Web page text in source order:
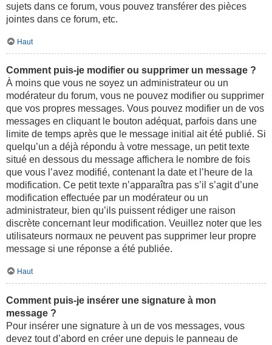
sujets dans ce forum, vous pouvez transférer des pièces
jointes dans ce forum, etc.
Haut
Comment puis-je modifier ou supprimer un message ?
À moins que vous ne soyez un administrateur ou un
modérateur du forum, vous ne pouvez modifier ou supprimer
que vos propres messages. Vous pouvez modifier un de vos
messages en cliquant le bouton adéquat, parfois dans une
limite de temps après que le message initial ait été publié. Si
quelqu’un a déjà répondu à votre message, un petit texte
situé en dessous du message affichera le nombre de fois
que vous l’avez modifié, contenant la date et l’heure de la
modification. Ce petit texte n’apparaîtra pas s’il s’agit d’une
modification effectuée par un modérateur ou un
administrateur, bien qu’ils puissent rédiger une raison
discrète concernant leur modification. Veuillez noter que les
utilisateurs normaux ne peuvent pas supprimer leur propre
message si une réponse a été publiée.
Haut
Comment puis-je insérer une signature à mon
message ?
Pour insérer une signature à un de vos messages, vous
devez tout d’abord en créer une depuis le panneau de